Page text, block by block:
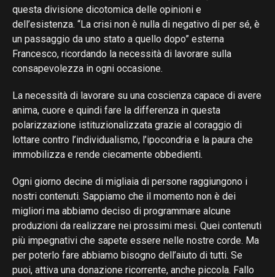
questa divisione dicotomica delle opinioni e
dell’esistenza. “La crisi non è nulla di negativo di per sé, è
un passaggio da uno stato a quello dopo” esterna
Francesco, ricordando la necessità di lavorare sulla
consapevolezza in ogni occasione.
La necessità di lavorare su una coscienza capace di avere
anima, cuore e quindi fare la differenza in questa
polarizzazione istituzionalizzata grazie al coraggio di
lottare contro l’individualismo, l’ipocondria e la paura che
immobilizza e rende ciecamente obbedienti.
Ogni giorno decine di migliaia di persone raggiungono i
nostri contenuti. Sappiamo che il momento non è dei
migliori ma abbiamo deciso di programmare alcune
produzioni da realizzare nei prossimi mesi. Quei contenuti
più impegnativi che sapete essere nelle nostre corde. Ma
per poterlo fare abbiamo bisogno dell’aiuto di tutti. Se
puoi, attiva una donazione ricorrente, anche piccola. Fallo